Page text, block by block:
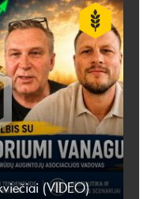
(VIDEO)